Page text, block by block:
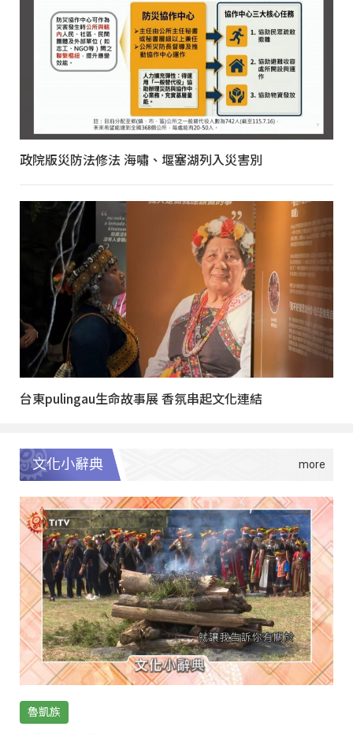
政院版災防法修法 海嘯、堰塞湖列入災害別
台東pulingau生命故事展 香氛串起文化連結
文化小辭典
魯凱族